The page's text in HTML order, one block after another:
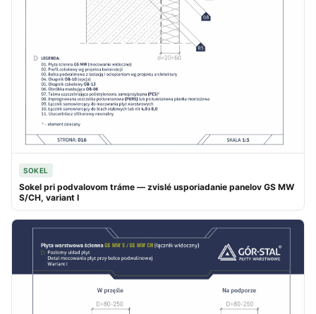
SOKEL
Sokel pri podvalovom tráme — zvislé usporiadanie panelov GS MW
S/CH, variant I